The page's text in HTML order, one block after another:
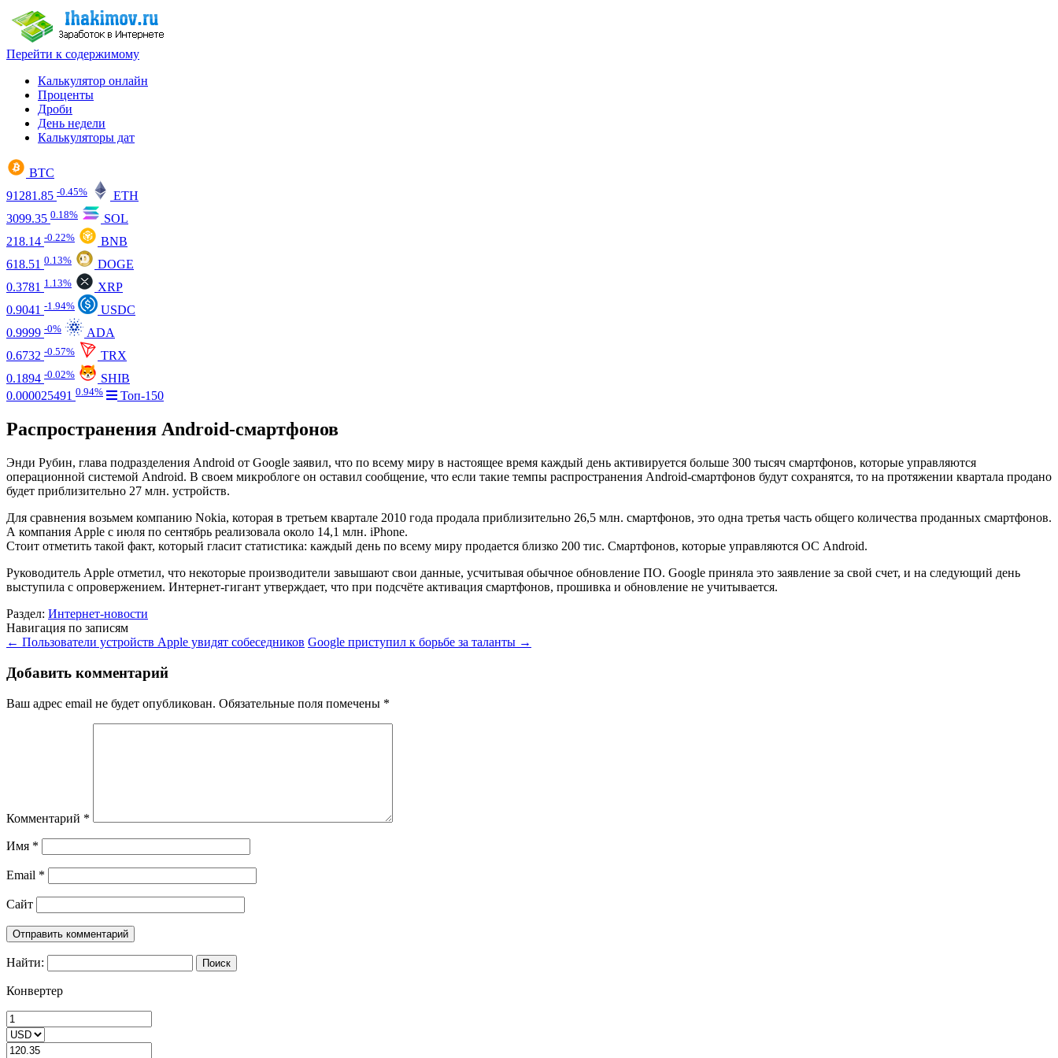
Перейти к содержимому
Калькулятор онлайн
Проценты
Дроби
День недели
Калькуляторы дат
BTC
91281.85 -0.45%
ETH
3099.35 0.18%
SOL
218.14 -0.22%
BNB
618.51 0.13%
DOGE
0.3781 1.13%
XRP
0.9041 -1.94%
USDC
0.9999 -0%
ADA
0.6732 -0.57%
TRX
0.1894 -0.02%
SHIB
0.000025491 0.94% Топ-150
Распространения Android-смартфонов
Энди Рубин, глава подразделения Android от Google заявил, что по всему миру в настоящее время каждый день активируется больше 300 тысяч смартфонов, которые управляются
операционной системой Android. В своем микроблоге он оставил сообщение, что если такие темпы распространения Android-смартфонов будут сохранятся, то на протяжении квартала продано
будет приблизительно 27 млн. устройств.
Для сравнения возьмем компанию Nokia, которая в третьем квартале 2010 года продала приблизительно 26,5 млн. смартфонов, это одна третья часть общего количества проданных смартфонов.
А компания Apple с июля по сентябрь реализовала около 14,1 млн. iPhone.
Стоит отметить такой факт, который гласит статистика: каждый день по всему миру продается близко 200 тис. Смартфонов, которые управляются ОС Android.
Руководитель Apple отметил, что некоторые производители завышают свои данные, усчитывая обычное обновление ПО. Google приняла это заявление за свой счет, и на следующий день
выступила с опровержением. Интернет-гигант утверждает, что при подсчёте активация смартфонов, прошивка и обновление не учитывается.
Раздел: Интернет-новости
Навигация по записям
← Пользователи устройств Apple увидят собеседников Google приступил к борьбе за таланты →
Добавить комментарий
Ваш адрес email не будет опубликован. Обязательные поля помечены *
Комментарий *
Имя *
Email *
Сайт
Найти:
Конвертер